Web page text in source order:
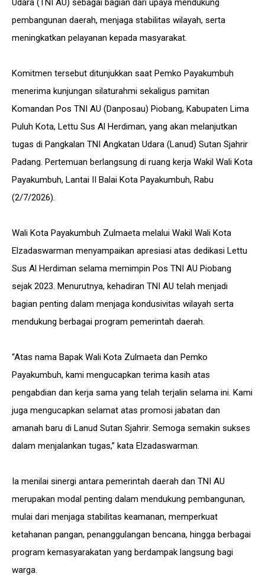
Udara (TNI AU) sebagai bagian dari upaya mendukung
pembangunan daerah, menjaga stabilitas wilayah, serta
meningkatkan pelayanan kepada masyarakat.
Komitmen tersebut ditunjukkan saat Pemko Payakumbuh
menerima kunjungan silaturahmi sekaligus pamitan
Komandan Pos TNI AU (Danposau) Piobang, Kabupaten Lima
Puluh Kota, Lettu Sus Al Herdiman, yang akan melanjutkan
tugas di Pangkalan TNI Angkatan Udara (Lanud) Sutan Sjahrir
Padang. Pertemuan berlangsung di ruang kerja Wakil Wali Kota
Payakumbuh, Lantai II Balai Kota Payakumbuh, Rabu
(2/7/2026).
Wali Kota Payakumbuh Zulmaeta melalui Wakil Wali Kota
Elzadaswarman menyampaikan apresiasi atas dedikasi Lettu
Sus Al Herdiman selama memimpin Pos TNI AU Piobang
sejak 2023. Menurutnya, kehadiran TNI AU telah menjadi
bagian penting dalam menjaga kondusivitas wilayah serta
mendukung berbagai program pemerintah daerah.
“Atas nama Bapak Wali Kota Zulmaeta dan Pemko
Payakumbuh, kami mengucapkan terima kasih atas
pengabdian dan kerja sama yang telah terjalin selama ini. Kami
juga mengucapkan selamat atas promosi jabatan dan
amanah baru di Lanud Sutan Sjahrir. Semoga semakin sukses
dalam menjalankan tugas,” kata Elzadaswarman.
Ia menilai sinergi antara pemerintah daerah dan TNI AU
merupakan modal penting dalam mendukung pembangunan,
mulai dari menjaga stabilitas keamanan, memperkuat
ketahanan pangan, penanggulangan bencana, hingga berbagai
program kemasyarakatan yang berdampak langsung bagi
warga.